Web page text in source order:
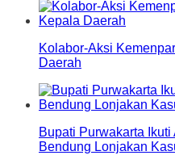
Kolabor-Aksi
Daerah
Bupati Purwakarta
Bendung Lonjakan